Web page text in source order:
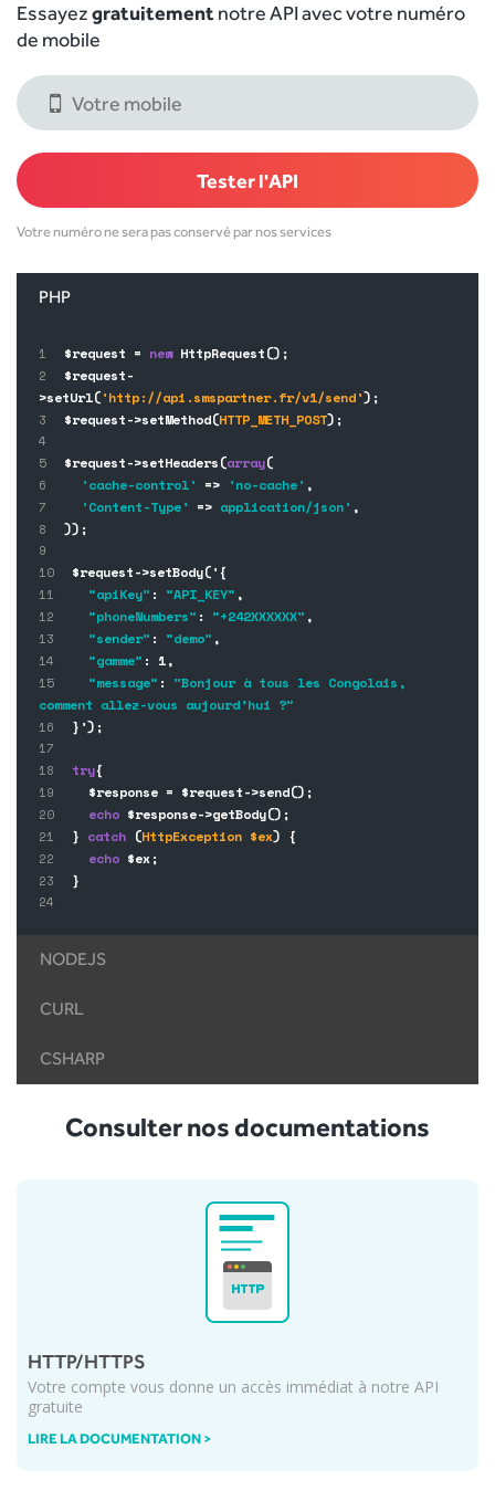
Essayezgratuitement notre API avec votre numéro
de mobile
Votre numéro ne sera pas conservé par nos services
PHP
$request = newHttpRequest();
$request-
>setUrl('http://api.smspartner.fr/v1/send');
$request->setMethod(HTTP_METH_POST);
$request->setHeaders(array(
'cache-control' => 'no-cache' ,
'Content-Type' => application/json' ,
));
$request->setBody('{
"apiKey" : "API_KEY" ,
"phoneNumbers" : "+242XXXXXX" ,
"sender" : "demo" ,
"gamme" : 1,
"message" : "Bonjour à tous les Congolais,
comment allez-vous aujourd’hui ?"
}');
try{
$response = $request->send();
echo $response->getBody();
} catch (HttpException $ex) {
echo $ex;
}
NODEJS
CURL
CSHARP
Consulter nos documentations
HTTP/HTTPS
Votre compte vous donne un accès immédiat à notre API
gratuite
LIRE LA DOCUMENTATION >